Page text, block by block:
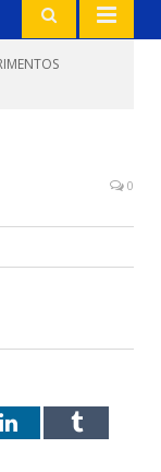
0
LinkedInTumblr